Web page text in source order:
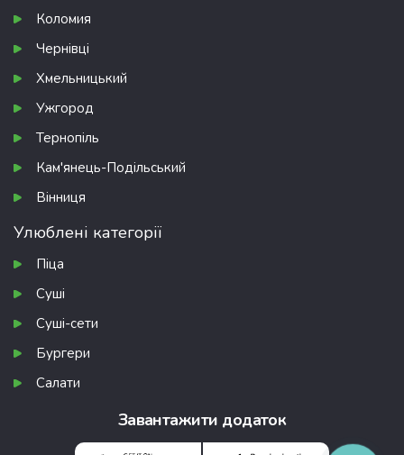
Коломия
Чернівці
Хмельницький
Ужгород
Тернопіль
Кам'янець-Подільський
Вінниця
Улюблені категорії
Піца
Суші
Суші-сети
Бургери
Салати
Завантажити додаток